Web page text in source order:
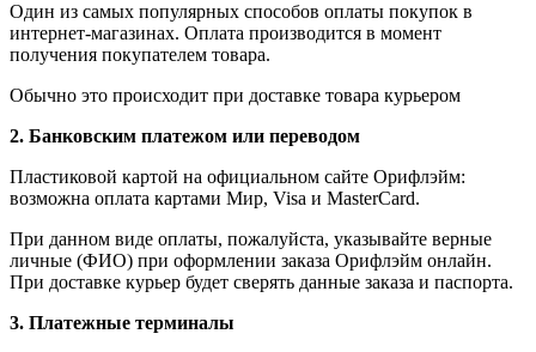
Один из самых популярных способов оплаты покупок в
интернет-магазинах. Оплата производится в момент
получения покупателем товара.
Обычно это происходит при доставке товара курьером
2. Банковским платежом или переводом
Пластиковой картой на официальном сайте Орифлэйм:
возможна оплата картами Мир, Visa и MasterCard.
При данном виде оплаты, пожалуйста, указывайте верные
личные (ФИО) при оформлении заказа Орифлэйм онлайн.
При доставке курьер будет сверять данные заказа и паспорта.
3. Платежные терминалы